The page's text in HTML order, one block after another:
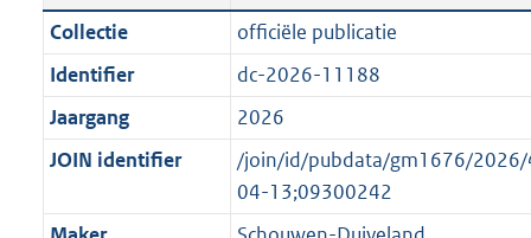
i
c
a
t
i
i
t
t
e
:
o
b
a
n
d
g
r
o
Collectie
officiële publicatie
Identifier
dc-2026-11188
Jaargang
2026
JOIN identifier
/join/id/pubdata/gm1676/
04-13;09300242